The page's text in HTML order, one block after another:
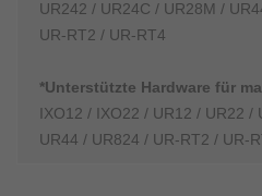
UR242 / UR24C / UR28M /
UR-RT2 / UR-RT4
*Unterstützte Hardware für
IXO12 / IXO22 / UR12 / UR22 /
UR44 / UR824 / UR-RT2 / UR-